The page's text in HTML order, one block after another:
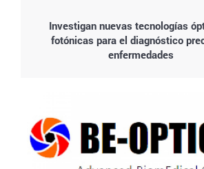
Investigan nuevas tecnologías
fotónicas para el diagnóstico
enfermedades